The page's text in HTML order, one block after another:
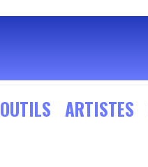
OUTILS ARTISTES